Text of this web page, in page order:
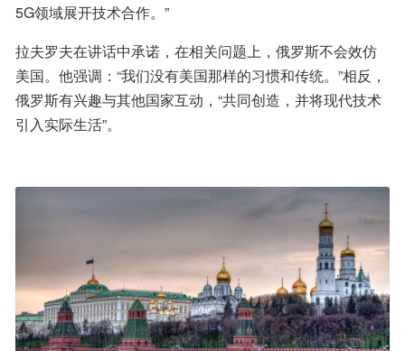
5G领域展开技术合作。”
拉夫罗夫在讲话中承诺，在相关问题上，俄罗斯不会效仿
美国。他强调：“我们没有美国那样的习惯和传统。”相反，
俄罗斯有兴趣与其他国家互动，“共同创造，并将现代技术
引入实际生活”。